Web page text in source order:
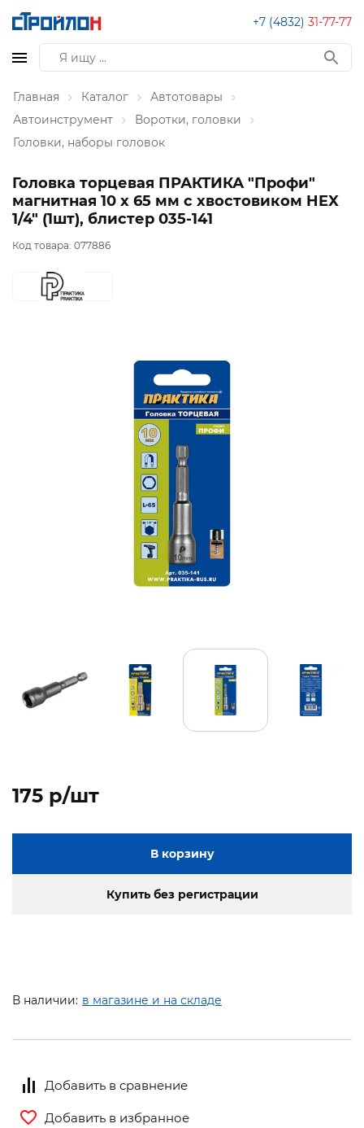
+7 (4832) 31-77-77
Главная Каталог
Автотовары
Автоинструмент
Воротки, головки
Головки, наборы головок
Головка торцевая ПРАКТИКА "Профи"
магнитная 10 х 65 мм с хвостовиком HEX
1/4" (1шт), блистер 035-141
Код товара: 077886
175 p/шт
В корзину
Купить без регистрации
В наличии: в магазине и на складе
Добавить в сравнение
Добавить в избранное